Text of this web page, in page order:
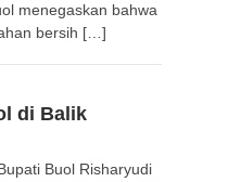
menegaskan bahwa
bersih […]
di Balik
Buol Risharyudi